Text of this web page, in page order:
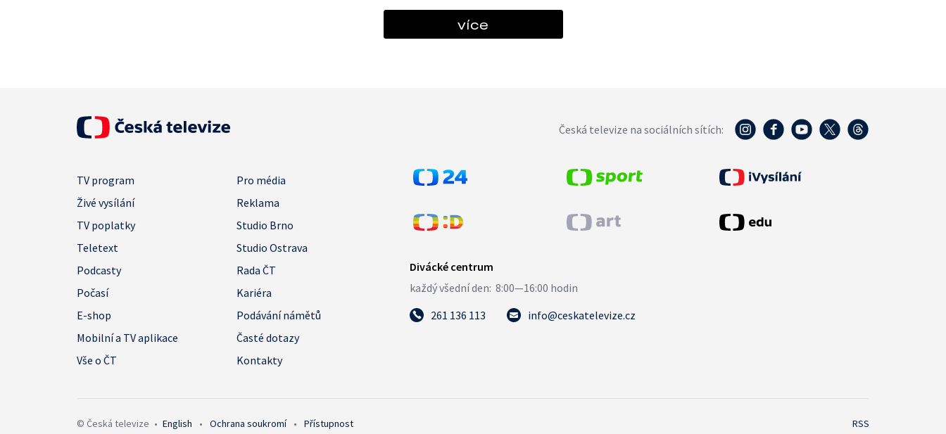
více
Česká televize na sociálních sítích:
TV program
Pro média
Živé vysílání
Reklama
TV poplatky
Studio Brno
Teletext
Studio Ostrava
Podcasty
Rada ČT
Počasí
Kariéra
E-shop
Podávání námětů
Mobilní a TV aplikace
Časté dotazy
Vše o ČT
Kontakty
261 136 113 info@ceskatelevize.cz
© Česká televize • English • Ochrana soukromí • Přístupnost RSS